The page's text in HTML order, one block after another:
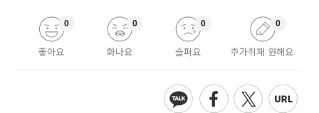
좋아요
0
화나요
0
슬퍼요
0
추가취재 원해요
0